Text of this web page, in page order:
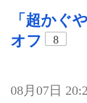
「超かぐ
オフ
8
08月07日